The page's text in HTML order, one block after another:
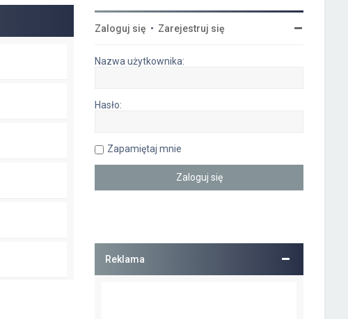
Zaloguj się • Zarejestruj się
Nazwa użytkownika:
Hasło:
Zapamiętaj mnie
Reklama